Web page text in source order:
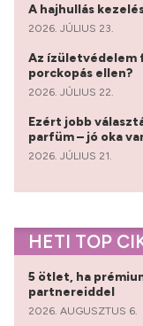
A hajhullás
2026. JÚLIUS 23.
Az ízületvédelem
porckopás ellen?
2026. JÚLIUS 22.
Ezért jobb
parfüm – jó oka
2026. JÚLIUS 21.
HETI TOP
5 ötlet, ha
partnereiddel
2026. AUGUSZTUS 6.